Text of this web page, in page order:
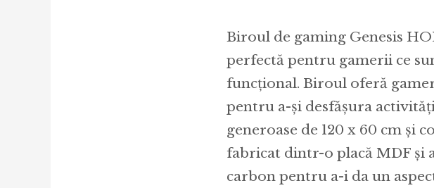
Biroul de gaming Genesis
perfectă pentru gamerii ce
funcțional. Biroul oferă
pentru a-și desfășura
generoase de 120 x 60 cm și
fabricat dintr-o placă MDF și
carbon pentru a-i da un